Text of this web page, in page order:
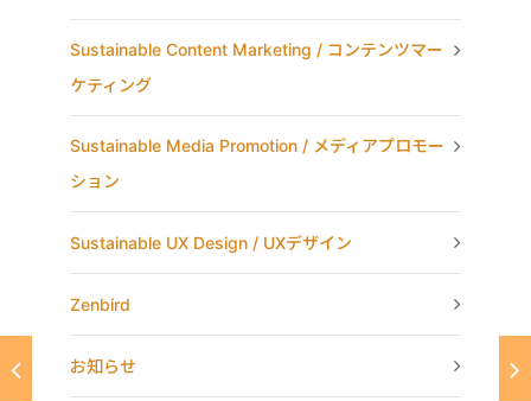
Sustainable Content Marketing / コンテンツマー
ケティング
Sustainable Media Promotion / メディアプロモー
ション
Sustainable UX Design / UXデザイン
Zenbird
お知らせ